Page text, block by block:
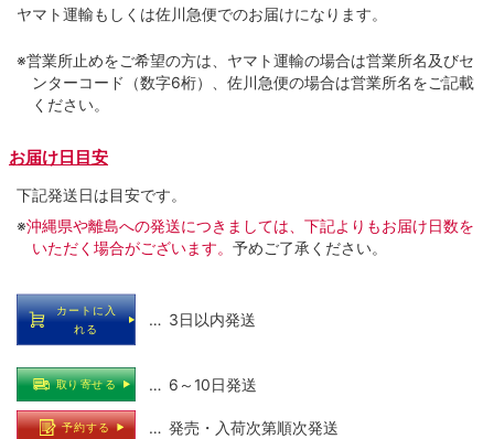
ヤマト運輸もしくは佐川急便でのお届けになります。
※営業所止めをご希望の方は、ヤマト運輸の場合は営業所名及びセ
ンターコード（数字6桁）、佐川急便の場合は営業所名をご記載
ください。
お届け日目安
下記発送日は目安です。
※沖縄県や離島への発送につきましては、下記よりもお届け日数を
いただく場合がございます。 予めご了承ください。
カートに入
れる
… 3日以内発送
取り寄せる … 6～10日発送
予約する … 発売・入荷次第順次発送